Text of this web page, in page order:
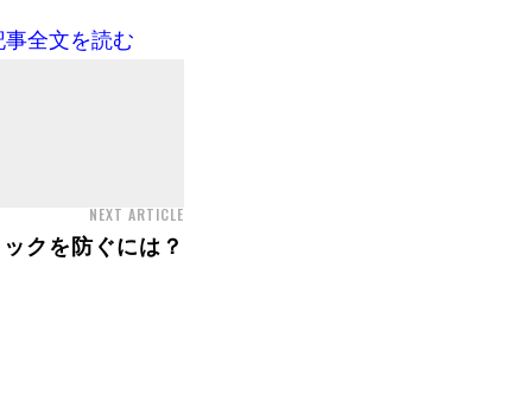
全文を読む
NEXT ARTICLE
クを防ぐには？